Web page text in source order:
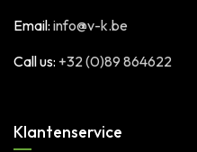
Email: info@v-k.be
Call us: +32 (0)89 864622
Klantenservice